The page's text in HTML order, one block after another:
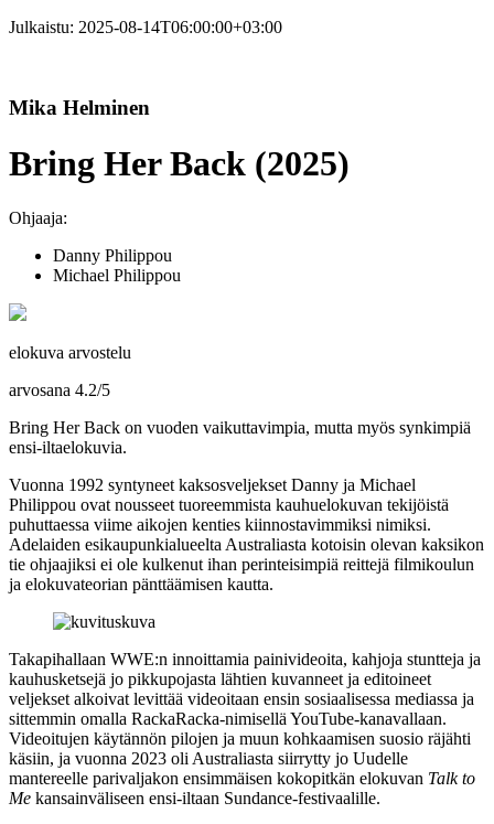
Julkaistu: 2025-08-14T06:00:00+03:00
Mika Helminen
Bring Her Back (2025)
Ohjaaja:
Danny Philippou
Michael Philippou
elokuva arvostelu
arvosana 4.2/5
Bring Her Back on vuoden vaikuttavimpia, mutta myös synkimpiä
ensi-iltaelokuvia.
Vuonna 1992 syntyneet kaksosveljekset Danny ja Michael
Philippou ovat nousseet tuoreemmista kauhuelokuvan tekijöistä
puhuttaessa viime aikojen kenties kiinnostavimmiksi nimiksi.
Adelaiden esikaupunkialueelta Australiasta kotoisin olevan kaksikon
tie ohjaajiksi ei ole kulkenut ihan perinteisimpiä reittejä filmikoulun
ja elokuvateorian pänttäämisen kautta.
Takapihallaan WWE:n innoittamia painivideoita, kahjoja stuntteja ja
kauhusketsejä jo pikkupojasta lähtien kuvanneet ja editoineet
veljekset alkoivat levittää videoitaan ensin sosiaalisessa mediassa ja
sittemmin omalla RackaRacka-nimisellä YouTube-kanavallaan.
Videoitujen käytännön pilojen ja muun kohkaamisen suosio räjähti
käsiin, ja vuonna 2023 oli Australiasta siirrytty jo Uudelle
mantereelle parivaljakon ensimmäisen kokopitkän elokuvan Talk to
Me kansainväliseen ensi-iltaan Sundance-festivaalille.